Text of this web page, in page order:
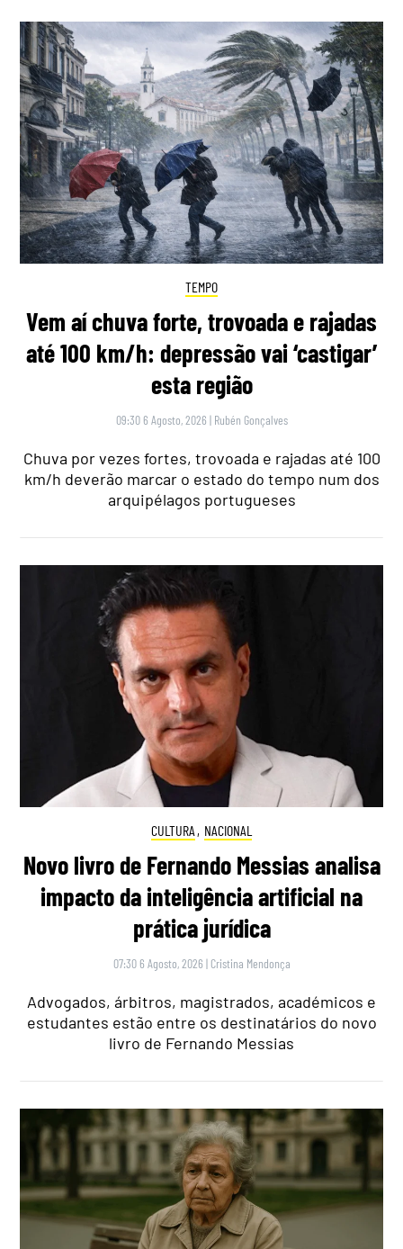
TEMPO
Vem aí chuva forte, trovoada e rajadas
até 100 km/h: depressão vai ‘castigar’
esta região
09:30 6 Agosto, 2026 | Rubén Gonçalves
Chuva por vezes fortes, trovoada e rajadas até 100
km/h deverão marcar o estado do tempo num dos
arquipélagos portugueses
CULTURA , NACIONAL
Novo livro de Fernando Messias analisa
impacto da inteligência artificial na
prática jurídica
07:30 6 Agosto, 2026 | Cristina Mendonça
Advogados, árbitros, magistrados, académicos e
estudantes estão entre os destinatários do novo
livro de Fernando Messias